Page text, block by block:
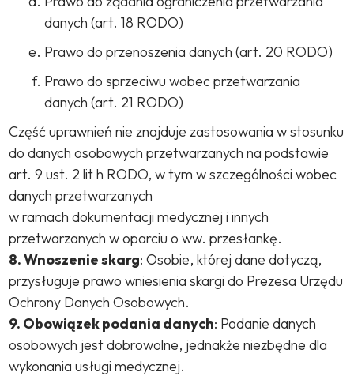
danych (art. 18 RODO)
Prawo do przenoszenia danych (art. 20 RODO)
Prawo do sprzeciwu wobec przetwarzania
danych (art. 21 RODO)
Część uprawnień nie znajduje zastosowania w stosunku
do danych osobowych przetwarzanych na podstawie
art. 9 ust. 2 lit h RODO, w tym w szczególności wobec
danych przetwarzanych
w ramach dokumentacji medycznej i innych
przetwarzanych w oparciu o ww. przesłankę.
8. Wnoszenie skarg: Osobie, której dane dotyczą,
przysługuje prawo wniesienia skargi do Prezesa Urzędu
Ochrony Danych Osobowych.
9. Obowiązek podania danych: Podanie danych
osobowych jest dobrowolne, jednakże niezbędne dla
wykonania usługi medycznej.